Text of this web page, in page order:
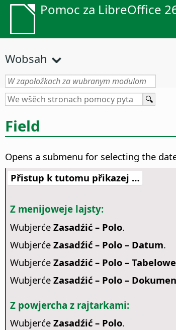
Pomoc za LibreOffice
Wobsah
Field
Opens a submenu for selecting the
Přistup k tutomu přikazej …
Z menijoweje lajsty:
Wubjerće Zasadźić – Polo.
Wubjerće Zasadźić – Polo – Datum.
Wubjerće Zasadźić – Polo –
Wubjerće Zasadźić – Polo –
Z powjercha z rajtarkami:
Wubjerće Zasadźić – Polo.